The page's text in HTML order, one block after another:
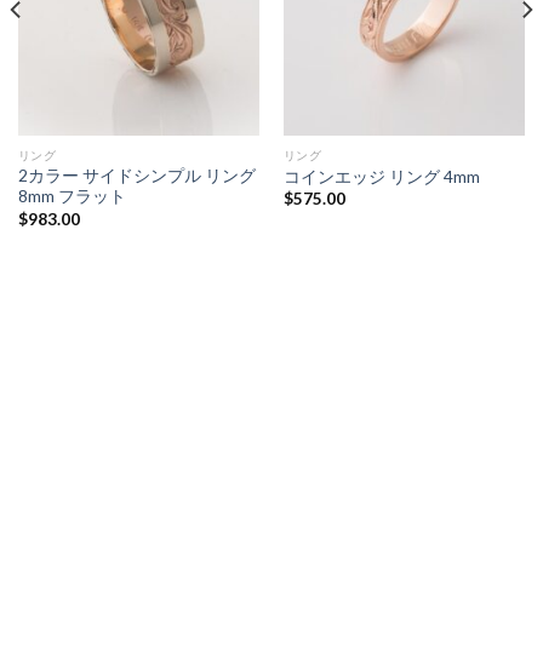
リング
2カラー サイドシンプル リング
8mm フラット
$983.00
リング
コインエッジ リング 4mm
$575.00